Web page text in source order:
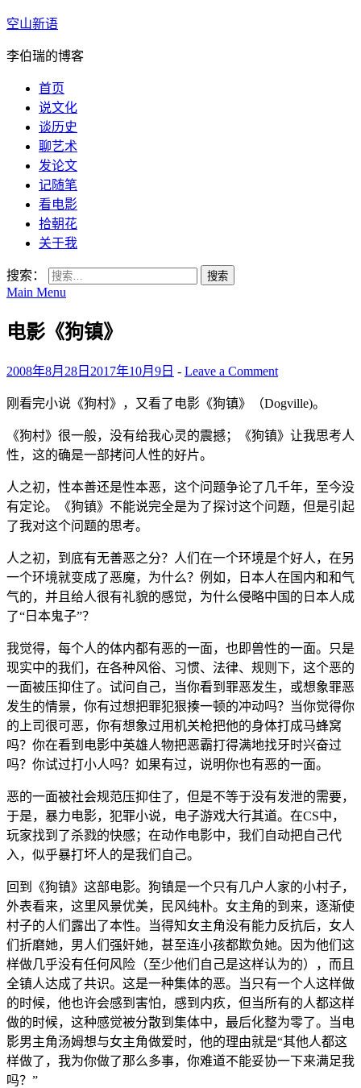
空山新语
李伯瑞的博客
首页
说文化
谈历史
聊艺术
发论文
记随笔
看电影
拾朝花
关于我
搜索：
Main Menu
电影《狗镇》
2008年8月28日 2017年10月9日 - Leave a Comment
刚看完小说《狗村》，又看了电影《狗镇》（Dogville)。
《狗村》很一般，没有给我心灵的震撼；《狗镇》让我思考人
性，这的确是一部拷问人性的好片。
人之初，性本善还是性本恶，这个问题争论了几千年，至今没
有定论。《狗镇》不能说完全是为了探讨这个问题，但是引起
了我对这个问题的思考。
人之初，到底有无善恶之分？人们在一个环境是个好人，在另
一个环境就变成了恶魔，为什么？例如，日本人在国内和和气
气的，并且给人很有礼貌的感觉，为什么侵略中国的日本人成
了“日本鬼子”？
我觉得，每个人的体内都有恶的一面，也即兽性的一面。只是
现实中的我们，在各种风俗、习惯、法律、规则下，这个恶的
一面被压抑住了。试问自己，当你看到罪恶发生，或想象罪恶
发生的情景，你有过想把罪犯狠揍一顿的冲动吗？当你觉得你
的上司很可恶，你有想象过用机关枪把他的身体打成马蜂窝
吗？你在看到电影中英雄人物把恶霸打得满地找牙时兴奋过
吗？你试过打小人吗？如果有过，说明你也有恶的一面。
恶的一面被社会规范压抑住了，但是不等于没有发泄的需要，
于是，暴力电影，犯罪小说，电子游戏大行其道。在CS中，
玩家找到了杀戮的快感；在动作电影中，我们自动把自己代
入，似乎暴打坏人的是我们自己。
回到《狗镇》这部电影。狗镇是一个只有几户人家的小村子，
外表看来，这里风景优美，民风纯朴。女主角的到来，逐渐使
村子的人们露出了本性。当得知女主角没有能力反抗后，女人
们折磨她，男人们强奸她，甚至连小孩都欺负她。因为他们这
样做几乎没有任何风险（至少他们自己是这样认为的），而且
全镇人达成了共识。这是一种集体的恶。当只有一个人这样做
的时候，他也许会感到害怕，感到内疚，但当所有的人都这样
做的时候，这种感觉被分散到集体中，最后化整为零了。当电
影男主角汤姆想与女主角做爱时，他的理由就是“其他人都这
样做了，我为你做了那么多事，你难道不能妥协一下来满足我
吗？”